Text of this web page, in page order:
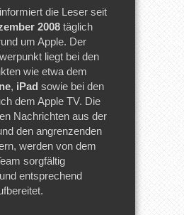
informiert die Leser seit
2008 täglich
um Apple. Der
liegt bei den
wie etwa dem
, iPad sowie bei den
dem Apple TV. Die
Nachrichten aus der
den angrenzenden
werden von dem
sorgfältig
entsprechend